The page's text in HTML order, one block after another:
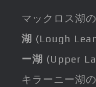
マックロス湖
湖 (Lough
ー湖 (Upper
キラーニー湖